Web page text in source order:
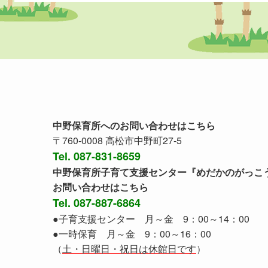
中野保育所へのお問い合わせはこちら
〒760-0008 高松市中野町27-5
Tel. 087-831-8659
中野保育所子育て支援センター『めだかのがっこ
お問い合わせはこちら
Tel. 087-887-6864
●子育支援センター 月～金 9：00～14：00
●一時保育 月～金 9：00～16：00
（土・日曜日・祝日は休館日です）